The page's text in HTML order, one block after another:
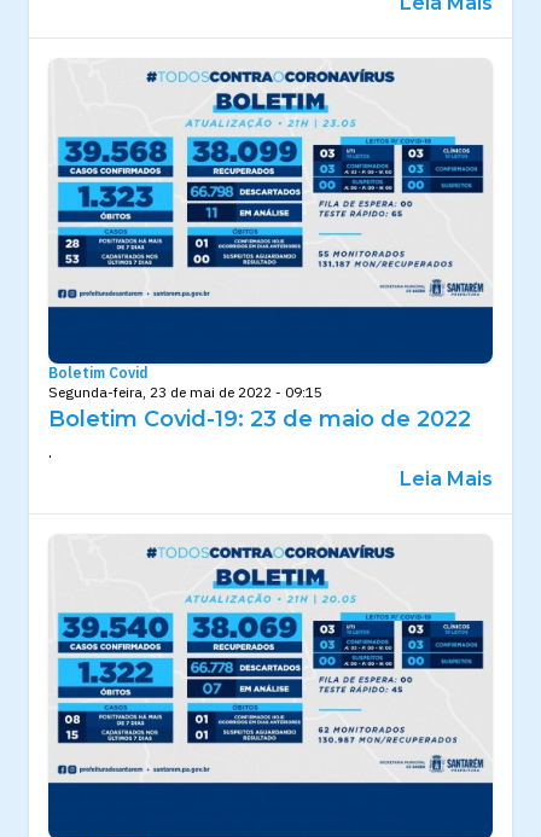
Boletim Covid
Segunda-feira, 23 de mai de 2022 - 09:15
Boletim Covid-19: 23 de maio de 2022
.
Leia Mais